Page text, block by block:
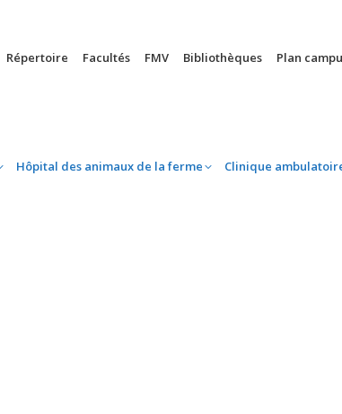
Répertoire Facultés FMV Bibliothèques Plan
Hôpital des animaux de la ferme Clinique
équin